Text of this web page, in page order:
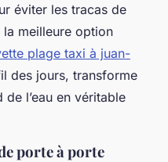
éviter les tracas de
la meilleure option
plage taxi à juan-
des jours, transforme
l’eau en véritable
porte à porte